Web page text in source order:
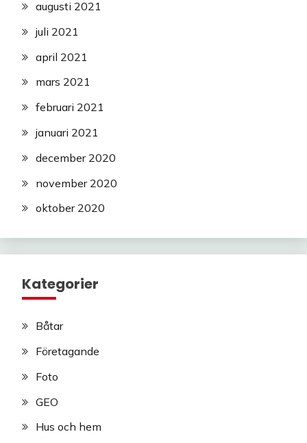
augusti 2021
juli 2021
april 2021
mars 2021
februari 2021
januari 2021
december 2020
november 2020
oktober 2020
Kategorier
Båtar
Företagande
Foto
GEO
Hus och hem